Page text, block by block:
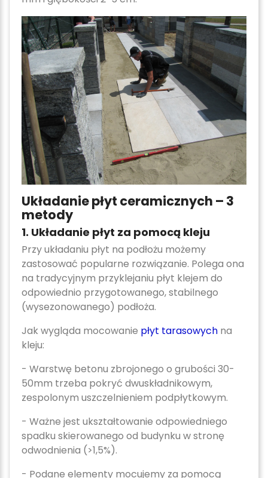
Układanie płyt ceramicznych – 3
metody
1. Układanie płyt za pomocą kleju
Przy układaniu płyt na podłożu możemy
zastosować popularne rozwiązanie. Polega ona
na tradycyjnym przyklejaniu płyt klejem do
odpowiednio przygotowanego, stabilnego
(wysezonowanego) podłoża.
Jak wygląda mocowanie płyt tarasowych na
kleju:
- Warstwę betonu zbrojonego o grubości 30-
50mm trzeba pokryć dwuskładnikowym,
zespolonym uszczelnieniem podpłytko­wym.
- Ważne jest ukształtowanie odpowiedniego
spadku skierowanego od budynku w stronę
odwodnienia (>1,5%).
- Podane elementy mocujemy za pomocą